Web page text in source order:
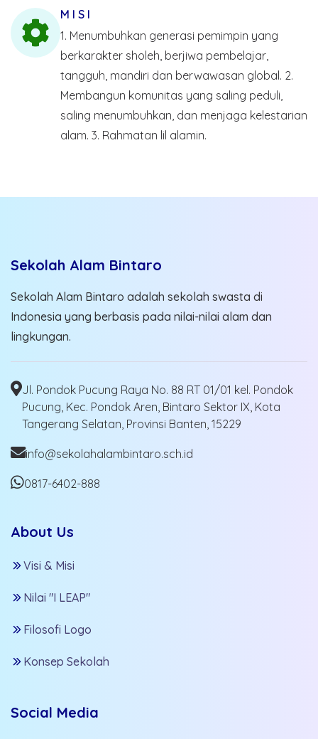
M I S I
1. Menumbuhkan generasi pemimpin yang
berkarakter sholeh, berjiwa pembelajar,
tangguh, mandiri dan berwawasan global. 2.
Membangun komunitas yang saling peduli,
saling menumbuhkan, dan menjaga kelestarian
alam. 3. Rahmatan lil alamin.
Sekolah Alam Bintaro
Sekolah Alam Bintaro adalah sekolah swasta di
Indonesia yang berbasis pada nilai-nilai alam dan
lingkungan.
Jl. Pondok Pucung Raya No. 88 RT 01/01 kel. Pondok
Pucung, Kec. Pondok Aren, Bintaro Sektor IX, Kota
Tangerang Selatan, Provinsi Banten, 15229
info@sekolahalambintaro.sch.id
0817-6402-888
About Us
Visi & Misi
Nilai "I LEAP"
Filosofi Logo
Konsep Sekolah
Social Media